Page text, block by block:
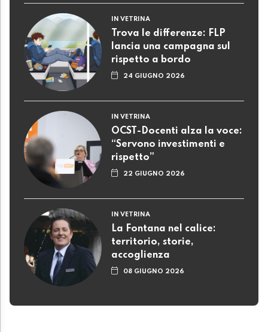
IN VETRINA
Trova le differenze: FLP
lancia una campagna sul
rispetto a bordo
24 GIUGNO 2026
IN VETRINA
OCST-Docenti alza la voce:
“Servono investimenti e
rispetto”
22 GIUGNO 2026
IN VETRINA
La Fontana nel calice:
territorio, storie,
accoglienza
08 GIUGNO 2026